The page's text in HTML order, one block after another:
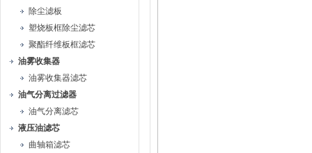
除尘滤板
塑烧板框除尘滤芯
聚酯纤维板框滤芯
油雾收集器
油雾收集器滤芯
油气分离过滤器
油气分离滤芯
液压油滤芯
曲轴箱滤芯